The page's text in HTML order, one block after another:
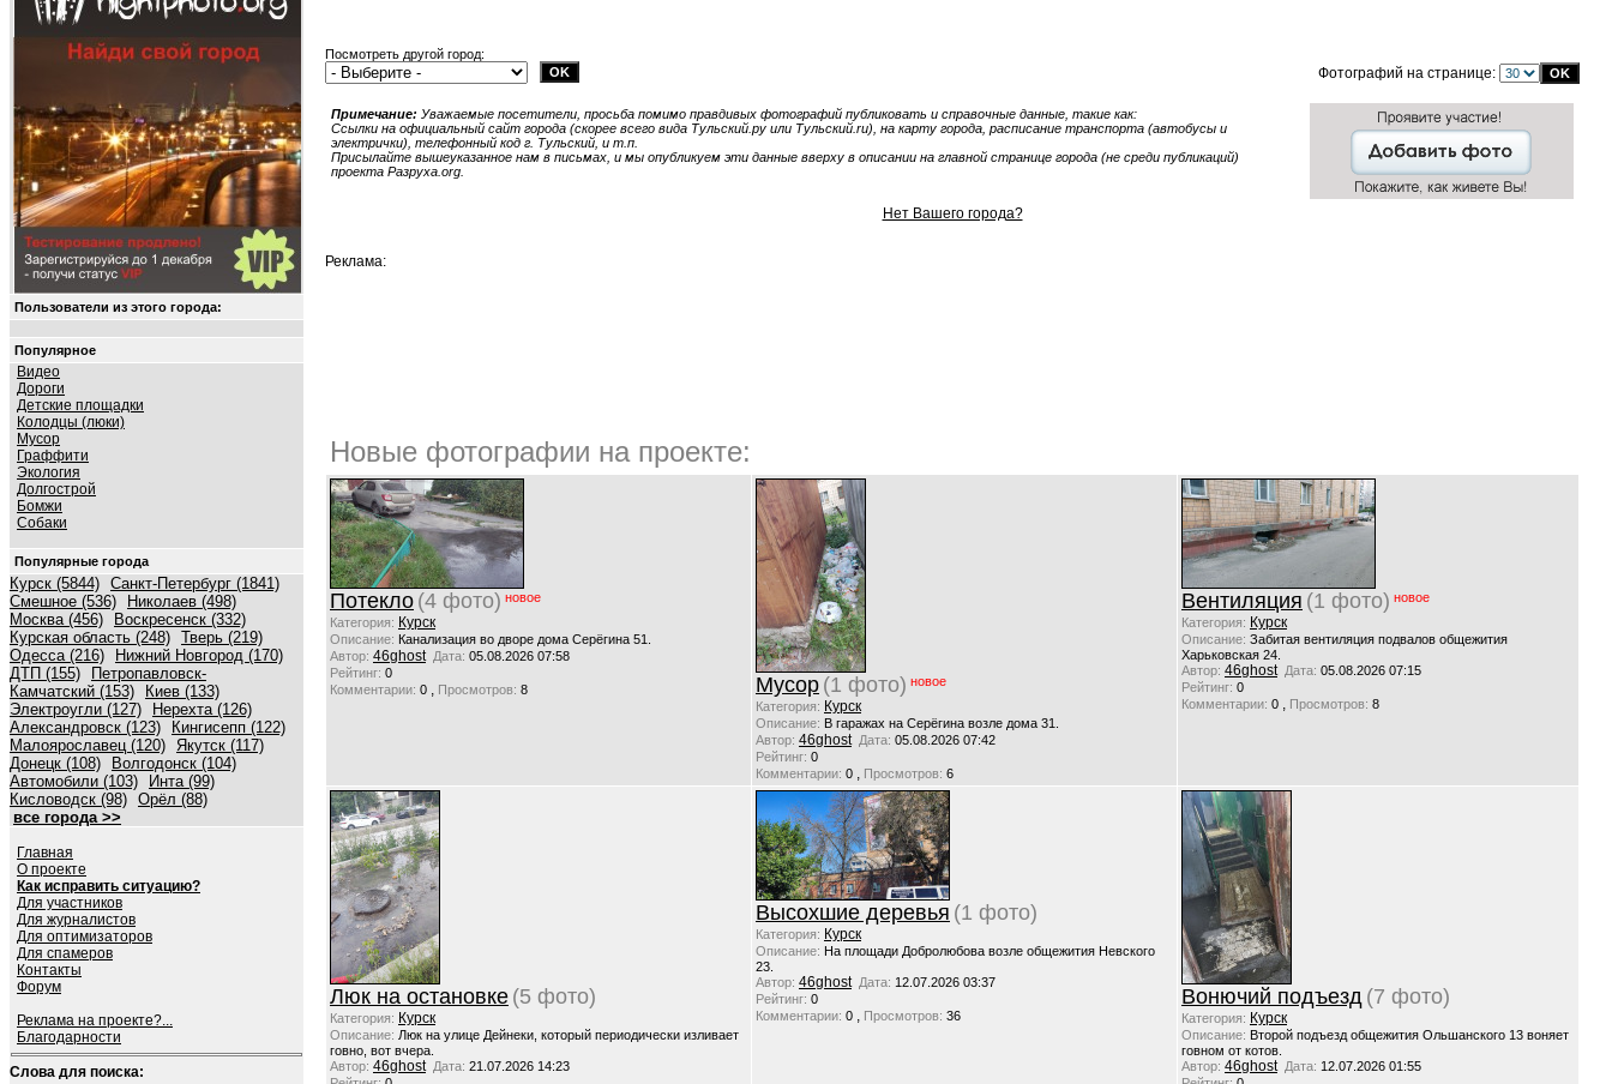
Пользователи из этого города:
Популярное
Видео
Дороги
Детские площадки
Колодцы (люки)
Мусор
Граффити
Экология
Долгострой
Бомжи
Собаки
Популярные города
Курск (5844) Санкт-Петербург (1841)
Смешное (536)
Николаев (498)
Москва (456)
Воскресенск (332)
Курская область (248) Тверь (219)
Одесса (216)
Нижний Новгород (170)
ДТП (155)
Петропавловск-
Камчатский (153)
Киев (133)
Электроугли (127)
Нерехта (126)
Александровск (123)
Кингисепп (122)
Малоярославец (120) Якутск (117)
Донецк (108)
Волгодонск (104)
Автомобили (103)
Инта (99)
Кисловодск (98) Орёл (88)
все города >>
Главная
О проекте
Как исправить ситуацию?
Для участников
Для журналистов
Для оптимизаторов
Для спамеров
Контакты
Форум
Реклама на проекте?...
Благодарности
Слова для поиска:
Посмотреть другой город:
Фотографий на странице:
Примечание: Уважаемые посетители, просьба помимо правдивых фотографий публиковать и справочные данные, такие как:
Ссылки на официальный сайт города (скорее всего вида Тульский.ру или Тульский.ru), на карту города, расписание транспорта (автобусы и
электрички), телефонный код г. Тульский, и т.п.
Присылайте вышеуказанное нам в письмах, и мы опубликуем эти данные вверху в описании на главной странице города (не среди публикаций)
проекта Разруха.org.
Нет Вашего города?
Реклама:
Новые фотографии на проекте:
Потекло (4 фото) новое
Категория: Курск
Описание: Канализация во дворе дома Серёгина 51.
Автор: 46ghost Дата: 05.08.2026 07:58
Рейтинг: 0
Комментарии: 0 , Просмотров: 8 Мусор (1 фото) новое
Категория: Курск
Описание: В гаражах на Серёгина возле дома 31.
Автор: 46ghost Дата: 05.08.2026 07:42
Рейтинг: 0
Комментарии: 0 , Просмотров: 6
Вентиляция (1 фото) новое
Категория: Курск
Описание: Забитая вентиляция подвалов общежития
Харьковская 24.
Автор: 46ghost Дата: 05.08.2026 07:15
Рейтинг: 0
Комментарии: 0 , Просмотров: 8
Люк на остановке (5 фото)
Категория: Курск
Описание: Люк на улице Дейнеки, который периодически изливает
говно, вот вчера.
Автор: 46ghost Дата: 21.07.2026 14:23
Высохшие деревья (1 фото)
Категория: Курск
Описание: На площади Добролюбова возле общежития Невского
23.
Автор: 46ghost Дата: 12.07.2026 03:37
Рейтинг: 0
Комментарии: 0 , Просмотров: 36
Вонючий подъезд (7 фото)
Категория: Курск
Описание: Второй подъезд общежития Ольшанского 13 воняет
говном от котов.
Автор: 46ghost Дата: 12.07.2026 01:55